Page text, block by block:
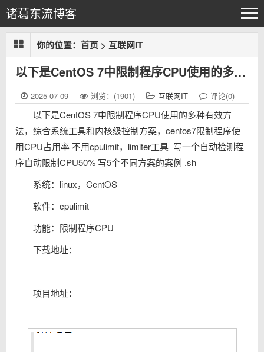
诸葛东流博客
你的位置： 首页 > 互联网IT
以下是CentOS 7中限制程序CPU使用的多种有效方法，综合系统工具和内核级控制方案，centos7限制程序使用CPU占用率 不用cpulimit，limiter工具 写一个自动检测程序自动限制C
2025-07-09 浏览：(1901) 互联网IT 评论(0)
以下是CentOS 7中限制程序CPU使用的多种有效方
法，综合系统工具和内核级控制方案，centos7限制程序使
用CPU占用率 不用cpulimit，limiter工具 写一个自动检测程
序自动限制CPU50% 写5个不同方案的案例 .sh
系统：linux，CentOS
软件：cpulimit
功能：限制程序CPU
下载地址：
项目地址：